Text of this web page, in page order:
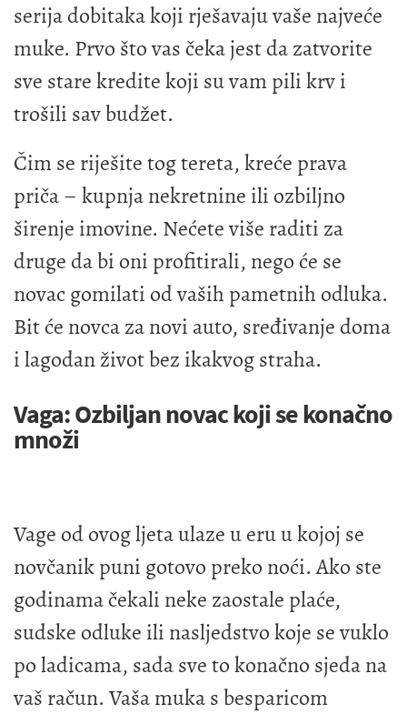
serija dobitaka koji rješavaju vaše najveće
muke. Prvo što vas čeka jest da zatvorite
sve stare kredite koji su vam pili krv i
trošili sav budžet.
Čim se riješite tog tereta, kreće prava
priča – kupnja nekretnine ili ozbiljno
širenje imovine. Nećete više raditi za
druge da bi oni profitirali, nego će se
novac gomilati od vaših pametnih odluka.
Bit će novca za novi auto, sređivanje doma
i lagodan život bez ikakvog straha.
Vaga: Ozbiljan novac koji se konačno
množi
Vage od ovog ljeta ulaze u eru u kojoj se
novčanik puni gotovo preko noći. Ako ste
godinama čekali neke zaostale plaće,
sudske odluke ili nasljedstvo koje se vuklo
po ladicama, sada sve to konačno sjeda na
vaš račun. Vaša muka s besparicom